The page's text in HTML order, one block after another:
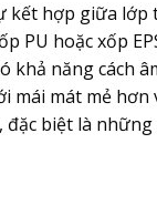
kết hợp giữa
PU hoặc xốp
khả năng cách
mái mát mẻ
, đặc biệt là